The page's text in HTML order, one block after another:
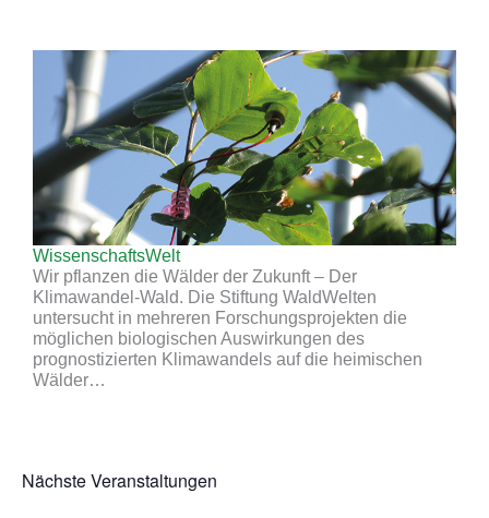
WissenschaftsWelt
Wir pflanzen die Wälder der Zukunft – Der
Klimawandel-Wald. Die Stiftung WaldWelten
untersucht in mehreren Forschungsprojekten die
möglichen biologischen Auswirkungen des
prognostizierten Klimawandels auf die heimischen
Wälder…
Nächste Veranstaltungen